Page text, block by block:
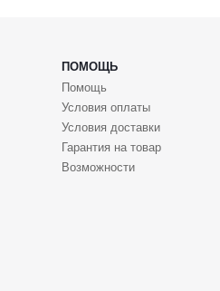
ПОМОЩЬ
Помощь
Условия оплаты
Условия доставки
Гарантия на товар
Возможности